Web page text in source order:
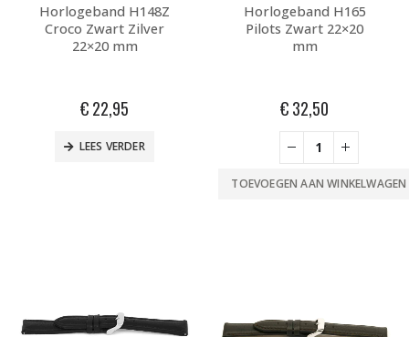
Horlogeband H148Z
Croco Zwart Zilver
22×20 mm
€22,95
LEES VERDER
Horlogeband H165
Pilots Zwart 22×20
mm
€32,50
TOEVOEGEN AAN WINKELWAGEN